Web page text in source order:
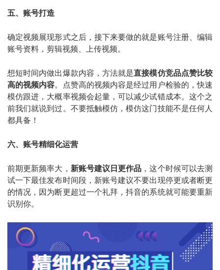
五、账号打造
确定视频展现形式之后，接下来要做的就是账号注册、编辑
账号资料，剪辑视频、上传视频。
想短时间内做出爆款内容，方法就是直接模仿竞品点赞比较
高的视频内容。点赞高的视频内容是经过用户检验的，快速
模仿跟进，大概率视频会起量，可以减少试错成本。这个之
前我们就说到过。不要抵触模仿，模仿这门技能不是任何人
都具备！
六、账号精细化运营
前期更新频率大， 新账号建议日更作品 ，这个时候可以去测
试一下最佳发布时间段，新账号建议不要出现停更或者断更
的情况，因为断更超过一个礼拜，抖音的系统就可能要重新
识别你。